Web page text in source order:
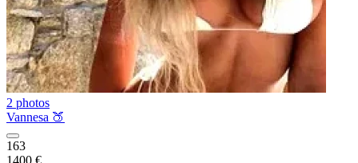
2 photos
Vannesa 🍑
163
1400 €